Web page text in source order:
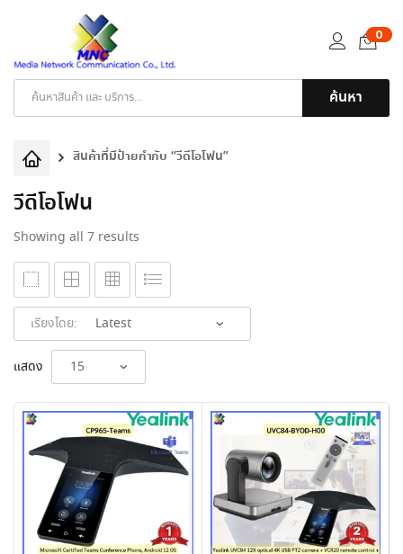
ค้นหา
0
สินค้าที่มีป้ายกำกับ “วีดีโอโฟน”
วีดีโอโฟน
Showing all 7 results
by
latest
เรียงโดย:
แสดง